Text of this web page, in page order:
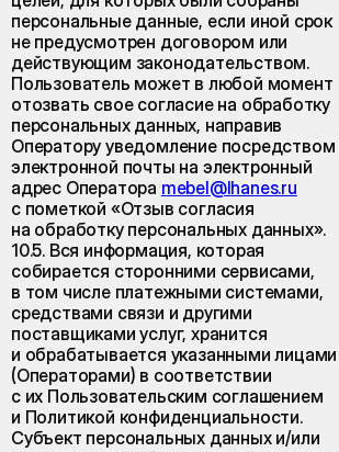
персональные данные, если иной срок
не предусмотрен договором или
действующим законодательством.
Пользователь может в любой момент
отозвать свое согласие на обработку
персональных данных, направив
Оператору уведомление посредством
электронной почты на электронный
адрес Оператора mebel@lhanes.ru
с пометкой «Отзыв согласия
на обработку персональных данных».
10.5. Вся информация, которая
собирается сторонними сервисами,
в том числе платежными системами,
средствами связи и другими
поставщиками услуг, хранится
и обрабатывается указанными лицами
(Операторами) в соответствии
с их Пользовательским соглашением
и Политикой конфиденциальности.
Субъект персональных данных и/или